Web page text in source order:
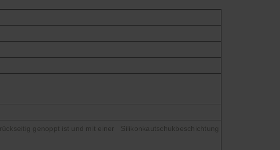
genoppt ist und mit einer Silikonkautschukbeschichtung